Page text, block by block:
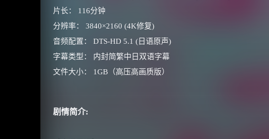
片长： 116分钟
分辨率： 3840×2160 (4K修复)
音频配置： DTS-HD 5.1 (日语原声)
字幕类型： 内封简繁中日双语字幕
文件大小： 1GB（高压高画质版）
剧情简介: